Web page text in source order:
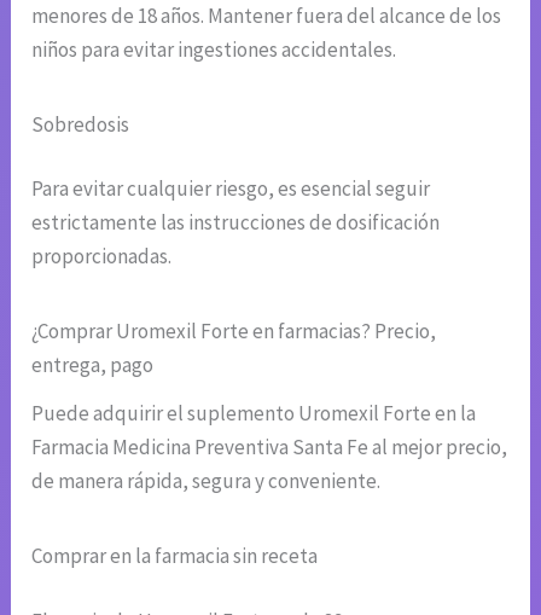
menores de 18 años. Mantener fuera del alcance de los
niños para evitar ingestiones accidentales.
Sobredosis
Para evitar cualquier riesgo, es esencial seguir
estrictamente las instrucciones de dosificación
proporcionadas.
¿Comprar Uromexil Forte en farmacias? Precio,
entrega, pago
Puede adquirir el suplemento Uromexil Forte en la
Farmacia Medicina Preventiva Santa Fe al mejor precio,
de manera rápida, segura y conveniente.
Comprar en la farmacia sin receta